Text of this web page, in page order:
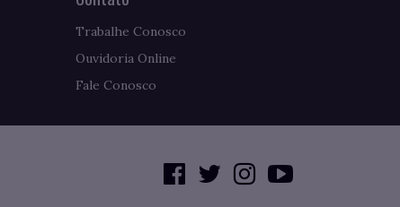
Trabalhe Conosco
Ouvidoria Online
Fale Conosco